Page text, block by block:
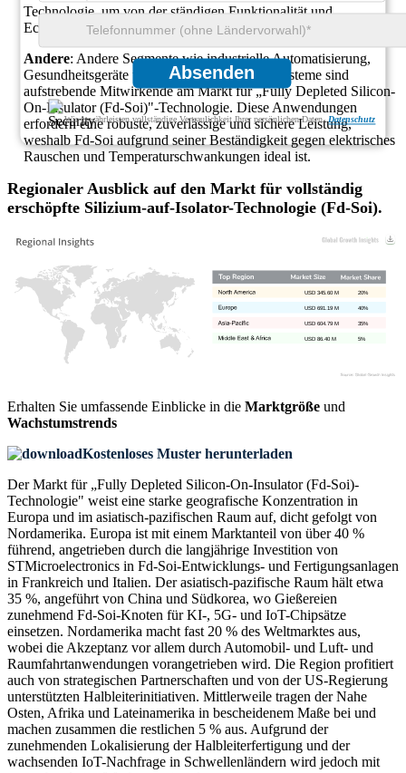
Absenden
Wir gewährleisten vollständige Vertraulichkeit Ihrer persönlichen Daten. Datenschutz
Technologie, um von der ständigen Funktionalität und
Echtzeitreaktion ohne hohen Stromverbrauch zu profitieren.
Andere: Andere Segmente wie industrielle Automatisierung,
Gesundheitsgeräte und Luft- und Raumfahrtsysteme sind
aufstrebende Mitwirkende am Markt für „Fully Depleted Silicon-
On-Insulator (Fd-Soi)"-Technologie. Diese Anwendungen
erfordern eine robuste, zuverlässige und sichere Leistung,
weshalb Fd-Soi aufgrund seiner Beständigkeit gegen elektrisches
Rauschen und Temperaturschwankungen ideal ist.
Regionaler Ausblick auf den Markt für vollständig
erschöpfte Silizium-auf-Isolator-Technologie (Fd-Soi).
5%
USD 86.40 M
35%
USD 604.79 M
40%
USD 691.19 M
20%
USD 345.60 M
Erhalten Sie umfassende Einblicke in die Marktgröße und
Wachstumstrends
Kostenloses Muster herunterladen
Der Markt für „Fully Depleted Silicon-On-Insulator (Fd-Soi)-
Technologie" weist eine starke geografische Konzentration in
Europa und im asiatisch-pazifischen Raum auf, dicht gefolgt von
Nordamerika. Europa ist mit einem Marktanteil von über 40 %
führend, angetrieben durch die langjährige Investition von
STMicroelectronics in Fd-Soi-Entwicklungs- und Fertigungsanlagen
in Frankreich und Italien. Der asiatisch-pazifische Raum hält etwa
35 %, angeführt von China und Südkorea, wo Gießereien
zunehmend Fd-Soi-Knoten für KI-, 5G- und IoT-Chipsätze
einsetzen. Nordamerika macht fast 20 % des Weltmarktes aus,
wobei die Akzeptanz vor allem durch Automobil- und Luft- und
Raumfahrtanwendungen vorangetrieben wird. Die Region profitiert
auch von strategischen Partnerschaften und von der US-Regierung
unterstützten Halbleiterinitiativen. Mittlerweile tragen der Nahe
Osten, Afrika und Lateinamerika in bescheidenem Maße bei und
machen zusammen die restlichen 5 % aus. Aufgrund der
zunehmenden Lokalisierung der Halbleiterfertigung und der
wachsenden IoT-Nachfrage in Schwellenländern wird jedoch mit